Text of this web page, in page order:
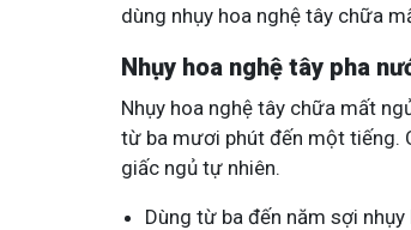
dùng nhụy hoa nghệ tây chữa
Nhụy hoa nghệ tây pha
Nhụy hoa nghệ tây chữa mất
từ ba mươi phút đến một tiếng.
giấc ngủ tự nhiên.
Dùng từ ba đến năm sợi nhụy